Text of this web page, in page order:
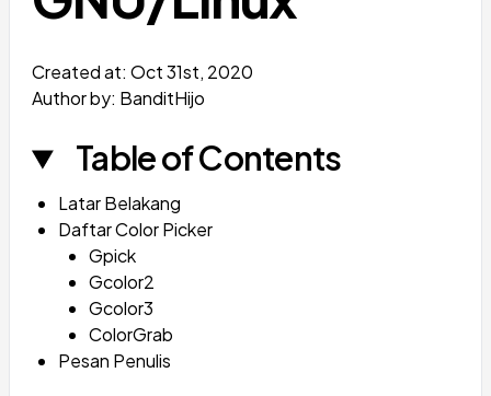
Created at: Oct 31st, 2020
Author by: BanditHijo
Table of Contents
Latar Belakang
Daftar Color Picker
Gpick
Gcolor2
Gcolor3
ColorGrab
Pesan Penulis